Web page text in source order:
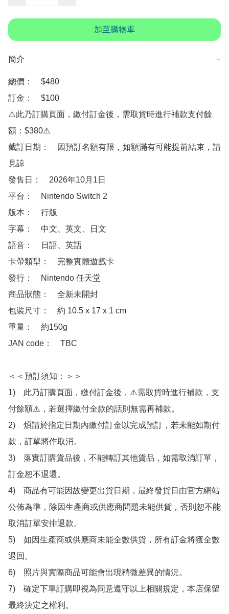
加至購物車
簡介 −
總價：　$480
訂金：　$100
⚠️此乃訂購頁面，繳付訂金後，需取貨時進行補款支付餘
額：$380⚠️
截訂日期：　因預訂名額有限，如額滿有可能提前結束，請
見諒
發售日：　2026年10月1日
平台：　Nintendo Switch 2
版本：　行版
字幕：　中文、英文、日文
語音：　日語、英語
卡帶類型：　完整實體遊戲卡
發行：　Nintendo 任天堂
商品狀態：　全新未開封
包裝尺寸：　約 10.5 x 17 x 1 cm
重量：　約150g
JAN code：　TBC
＜＜預訂須知：＞＞
1)　此乃訂購頁面，繳付訂金後，⚠️需取貨時進行補款，支
付餘額⚠️，若選擇繳付全款的話則無需再補款。
2)　煩請於指定日期內繳付訂金以完成預訂，若未能如期付
款，訂單將作取消。
3)　落實訂購貨品後，不能轉訂其他貨品，如需取消訂單，
訂金恕不退還。
4)　商品有可能因故變更出貨日期，最終發貨日由官方網站
公佈為準，除因生產商或供應商問題未能供貨，否則恕不能
取消訂單安排退款。
5)　如因生產商或供應商未能全數供貨，所有訂金將獲全數
退回。
6)　照片與實際商品可能會出現稍微差異的情況。
7)　確定下單訂購即視為同意遵守以上相關規定，本店保留
最終決定之權利。